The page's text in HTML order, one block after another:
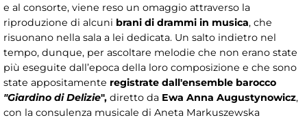
e al consorte, viene reso un omaggio attraverso la
riproduzione di alcuni brani di drammi in musica, che
risuonano nella sala a lei dedicata. Un salto indietro nel
tempo, dunque, per ascoltare melodie che non erano state
più eseguite dall’epoca della loro composizione e che sono
state appositamente registrate dall'ensemble barocco
"Giardino di Delizie", diretto da Ewa Anna Augustynowicz,
con la consulenza musicale di Aneta Markuszewska